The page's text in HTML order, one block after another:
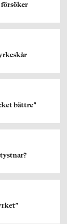
försöker
bättre”